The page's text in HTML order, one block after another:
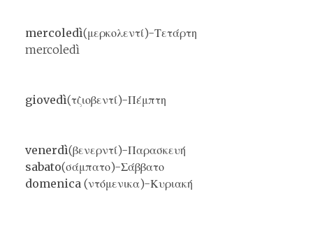
mercoledì(μερκολεντί)-Τετάρτη
mercoledì
giovedì(τζιοβεντί)-Πέμπτη
venerdì(βενερντί)-Παρασκευή
sabato(σάμπατο)-Σάββατο
domenica (ντόμενικα)-Κυριακή